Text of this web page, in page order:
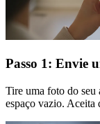
Passo 1: Envie
Tire uma foto do seu
espaço vazio. Aceita